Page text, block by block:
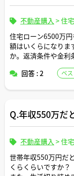
不動産購入 >住
住宅ローン6500万
額はいくらになりま
か。返済条件や金利
ミュレーションを記
回答 : 2 ベ
Q.年収550万だ
不動産購入 >住
世帯年収550万円だ
くらくらいですか？